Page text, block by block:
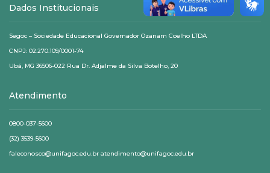
Dados Institucionais
Segoc – Sociedade Educacional Governador Ozanam Coelho LTDA
CNPJ: 02.270.109/0001-74
Ubá, MG 36506-022 Rua Dr. Adjalme da Silva Botelho, 20
Atendimento
0800-037-5600
(32) 3539-5600
faleconosco@unifagoc.edu.br atendimento@unifagoc.edu.br